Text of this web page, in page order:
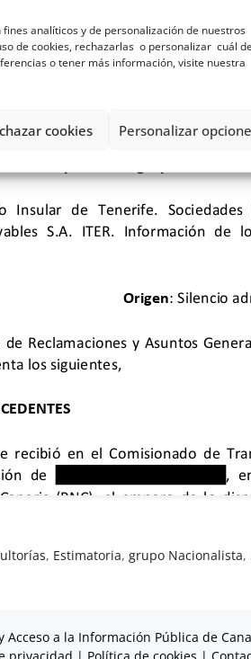
fines analíticos y de personalización de nuestros
de cookies, rechazarlas o personalizar cuál de
o tener más información, visite nuestra
cookies Personalizar
, Estimatoria,grupo Nacionalista,
a la Información Pública de